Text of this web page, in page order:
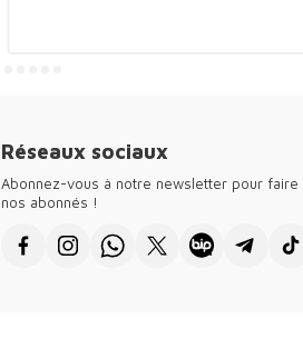
Réseaux sociaux
Abonnez-vous à notre newsletter pour
nos abonnés !